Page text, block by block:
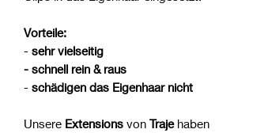
Vorteile:
- sehr vielseitig
- schnell rein & raus
- schädigen das Eigenhaar nicht
Unsere Extensions von Trajehaben